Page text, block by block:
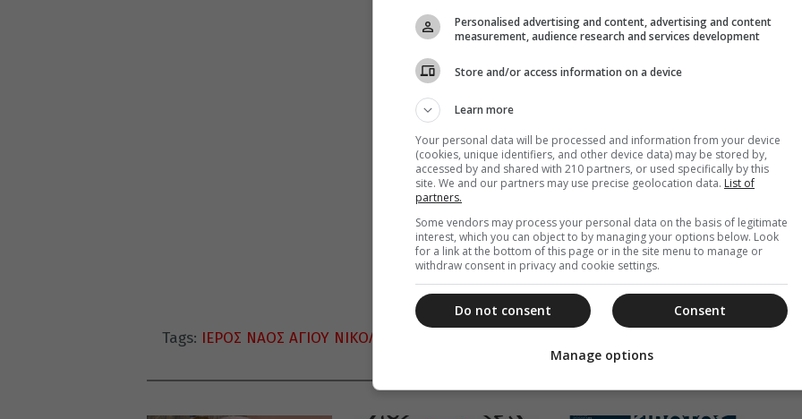
Tags: ΙΕΡΟΣ ΝΑΟΣ ΑΓΙΟΥ ΝΙΚΟΛΑΟΥ ΠΑΤΡΩΝ
Personalised advertising and content, advertising and content
measurement, audience research and services development
Store and/or access information on a device
Learn more
Your personal data will be processed and information from your device
(cookies, unique identifiers, and other device data) may be stored by,
accessed by and shared with 210 partners, or used specifically by this
site. We and our partners may use precise geolocation data. List of
partners.
Some vendors may process your personal data on the basis of legitimate
interest, which you can object to by managing your options below. Look
for a link at the bottom of this page or in the site menu to manage or
withdraw consent in privacy and cookie settings.
Consent
Do not consent
Manage options